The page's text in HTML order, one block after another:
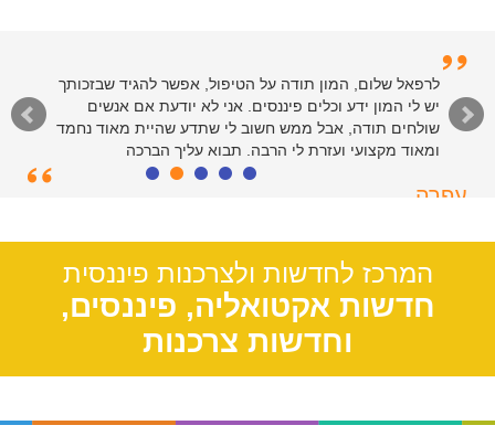
לרפאל שלום, המון תודה על הטיפול, אפשר להגיד שבזכותך
יש לי המון ידע וכלים פיננסים. אני לא יודעת אם אנשים
שולחים תודה, אבל ממש חשוב לי שתדע שהיית מאוד נחמד
ומאוד מקצועי ועזרת לי הרבה. תבוא עליך הברכה
עפרה
המרכז לחדשות ולצרכנות פיננסית
חדשות אקטואליה, פיננסים,
וחדשות צרכנות